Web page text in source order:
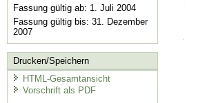
Fassung gültig ab: 1. Juli 2004
Fassung gültig bis: 31. Dezember
2007
Drucken/Speichern
HTML-Gesamtansicht
Vorschrift als PDF